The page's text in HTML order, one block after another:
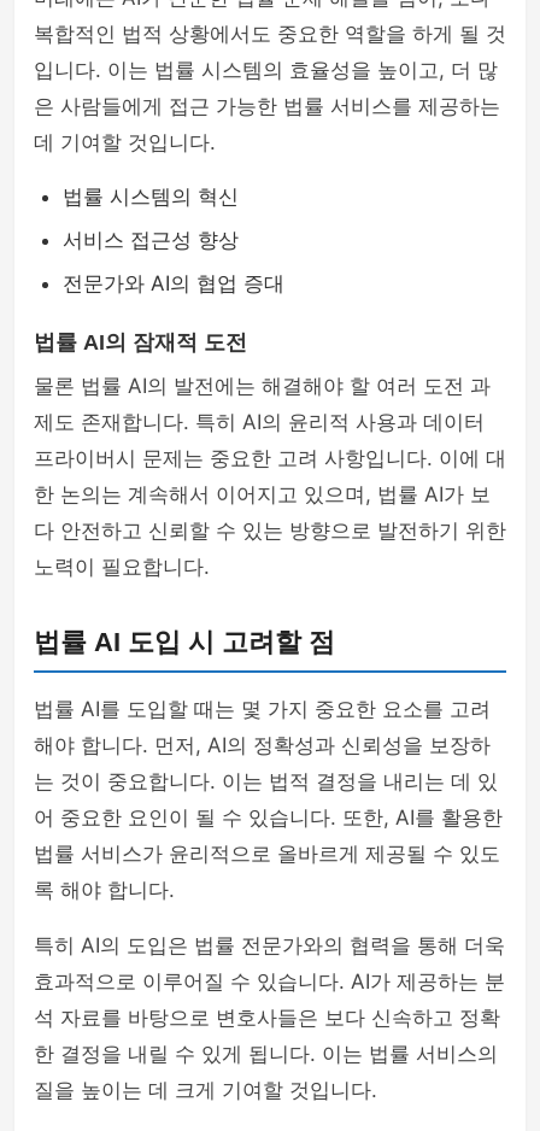
복합적인 법적 상황에서도 중요한 역할을 하게 될 것
입니다. 이는 법률 시스템의 효율성을 높이고, 더 많
은 사람들에게 접근 가능한 법률 서비스를 제공하는
데 기여할 것입니다.
법률 시스템의 혁신
서비스 접근성 향상
전문가와 AI의 협업 증대
법률 AI의 잠재적 도전
물론 법률 AI의 발전에는 해결해야 할 여러 도전 과
제도 존재합니다. 특히 AI의 윤리적 사용과 데이터
프라이버시 문제는 중요한 고려 사항입니다. 이에 대
한 논의는 계속해서 이어지고 있으며, 법률 AI가 보
다 안전하고 신뢰할 수 있는 방향으로 발전하기 위한
노력이 필요합니다.
법률 AI 도입 시 고려할 점
법률 AI를 도입할 때는 몇 가지 중요한 요소를 고려
해야 합니다. 먼저, AI의 정확성과 신뢰성을 보장하
는 것이 중요합니다. 이는 법적 결정을 내리는 데 있
어 중요한 요인이 될 수 있습니다. 또한, AI를 활용한
법률 서비스가 윤리적으로 올바르게 제공될 수 있도
록 해야 합니다.
특히 AI의 도입은 법률 전문가와의 협력을 통해 더욱
효과적으로 이루어질 수 있습니다. AI가 제공하는 분
석 자료를 바탕으로 변호사들은 보다 신속하고 정확
한 결정을 내릴 수 있게 됩니다. 이는 법률 서비스의
질을 높이는 데 크게 기여할 것입니다.